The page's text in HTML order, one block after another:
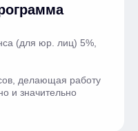
(для юр. лиц) 5%,
делающая работу
и значительно